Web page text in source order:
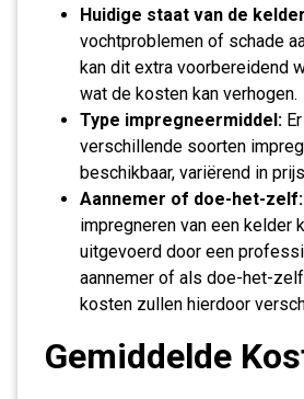
Huidige staat van de
vochtproblemen of schade
kan dit extra voorbereidend
wat de kosten kan verhogen.
Type impregneermiddel:
verschillende soorten
beschikbaar, variërend in
Aannemer of doe-het-zelf:
impregneren van een kelder
uitgevoerd door een
aannemer of als doe-het-
kosten zullen hierdoor
Gemiddelde